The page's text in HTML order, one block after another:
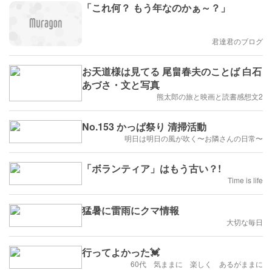
「これ何？ もう年なのかぁ～？」
君達君のブログ
お天道様は見てる 尾畠春夫のことば 白石
あづさ・文と写真
熊太郎の旅と映画と読書感想文2
No.153 かっぱ祭り 清掃活動
明日は明日の風が吹く〜お隣さんの日常〜
「ボランティア」はもう古い？!
Time is life
猛暑に雷雨にクマ情報
大切な毎日
行ってよかった💓
60代 気ままに 楽しく あるがままに